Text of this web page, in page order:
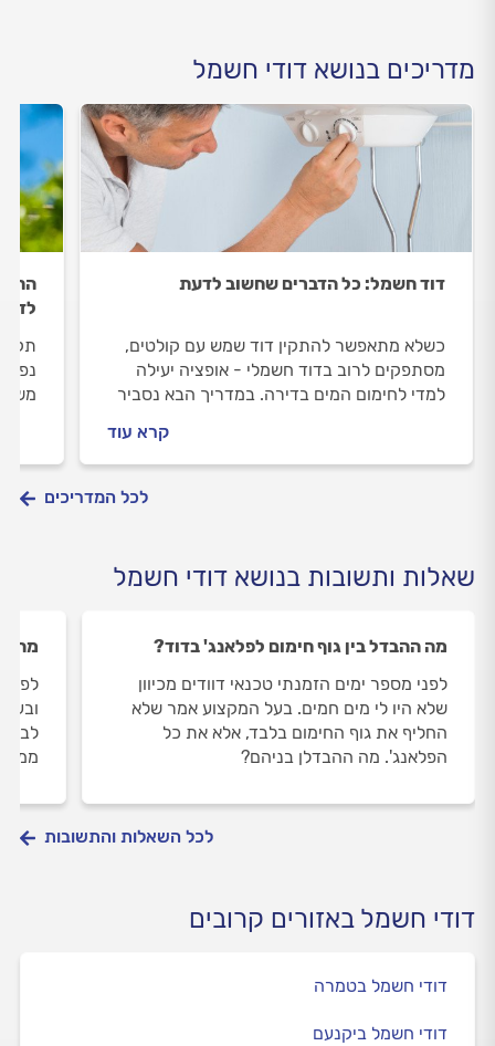
מדריכים בנושא דודי חשמל
דוד חשמל: כל הדברים שחשוב לדעת
כשלא מתאפשר להתקין דוד שמש עם קולטים,
מסתפקים לרוב בדוד חשמלי - אופציה יעילה
למדי לחימום המים בדירה. במדריך הבא נסביר
חשמל ומה עושים לפני התקנת דוד חשמל?
קרא עוד
לכל המדריכים
שאלות ותשובות בנושא דודי חשמל
מה ההבדל בין גוף חימום לפלאנג' בדוד?
לפני מספר ימים הזמנתי טכנאי דוודים מכיוון
שלא היו לי מים חמים. בעל המקצוע אמר שלא
החליף את גוף החימום בלבד, אלא את כל
הפלאנג'. מה ההבדלן בניהם?
מה
לכל השאלות והתשובות
דודי חשמל באזורים קרובים
דודי חשמל בטמרה
דודי חשמל ביקנעם